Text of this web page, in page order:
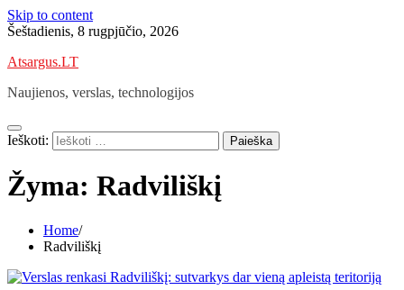
Skip to content
Šeštadienis, 8 rugpjūčio, 2026
Atsargus.LT
Naujienos, verslas, technologijos
Ieškoti:
Žyma: Radviliškį
Home
Radviliškį